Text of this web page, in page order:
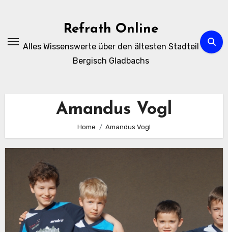
Refrath Online
Alles Wissenswerte über den ältesten Stadteil
Bergisch Gladbachs
Amandus Vogl
Home Amandus Vogl